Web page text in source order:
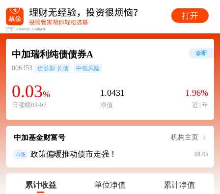
中加瑞利纯债债券A
006453 债券型-长债 中低风险
0.03%
日涨幅08-07
1.0431
净值
1.96%
近1年
诊断
中加基金财富号 机构主页
市场 政策偏暖推动债市走强！ 08-05
累计收益 单位净值 累计净值